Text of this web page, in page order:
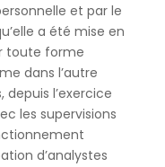
et par le
a été mise en
toute forme
dans l’autre
depuis l’exercice
les supervisions
d’analystes